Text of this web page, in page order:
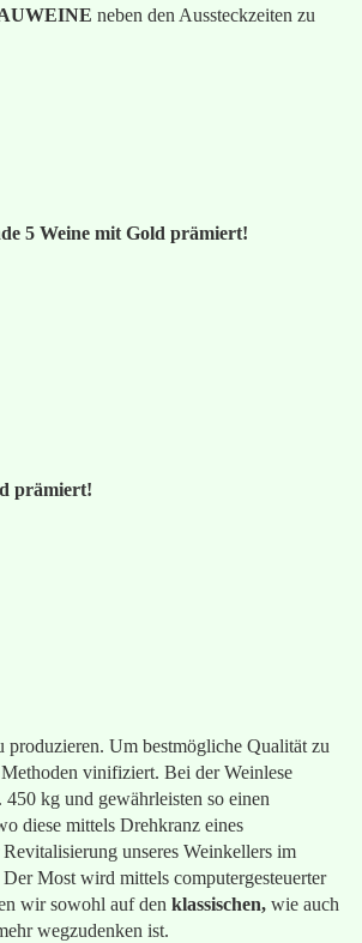
neben den Aussteckzeiten zu
5 Weine mit Gold prämiert!
prämiert!
produzieren. Um bestmögliche Qualität zu
vinifiziert. Bei der Weinlese
kg und gewährleisten so einen
diese mittels Drehkranz eines
unseres Weinkellers im
Most wird mittels computergesteuerter
wir sowohl auf den klassischen, wie auch
wegzudenken ist.